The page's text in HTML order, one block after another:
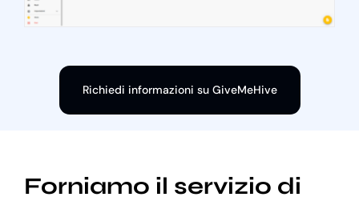
Richiedi informazioni su GiveMeHive
Forniamo il servizio di